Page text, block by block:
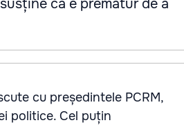
că e prematur de a
cu președintele PCRM,
politice. Cel puțin